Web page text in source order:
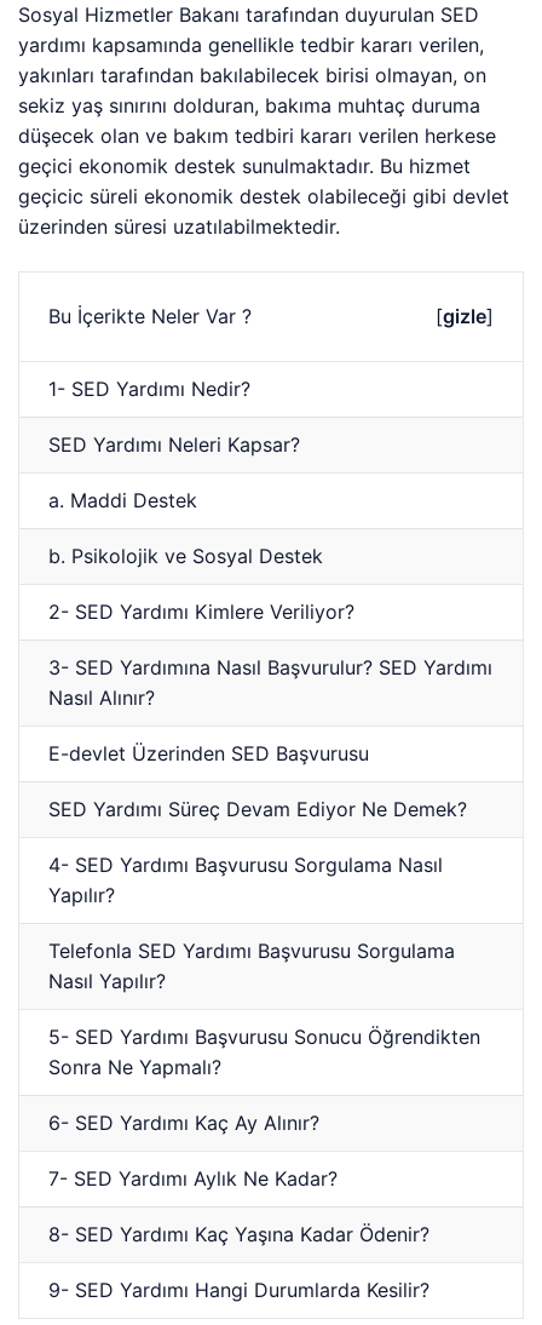
Sosyal Hizmetler Bakanı tarafından duyurulan SED
yardımı kapsamında genellikle tedbir kararı verilen,
yakınları tarafından bakılabilecek birisi olmayan, on
sekiz yaş sınırını dolduran, bakıma muhtaç duruma
düşecek olan ve bakım tedbiri kararı verilen herkese
geçici ekonomik destek sunulmaktadır. Bu hizmet
geçicic süreli ekonomik destek olabileceği gibi devlet
üzerinden süresi uzatılabilmektedir.
Bu İçerikte Neler Var ? [gizle]
1- SED Yardımı Nedir?
SED Yardımı Neleri Kapsar?
a. Maddi Destek
b. Psikolojik ve Sosyal Destek
2- SED Yardımı Kimlere Veriliyor?
3- SED Yardımına Nasıl Başvurulur? SED Yardımı
Nasıl Alınır?
E-devlet Üzerinden SED Başvurusu
SED Yardımı Süreç Devam Ediyor Ne Demek?
4- SED Yardımı Başvurusu Sorgulama Nasıl
Yapılır?
Telefonla SED Yardımı Başvurusu Sorgulama
Nasıl Yapılır?
5- SED Yardımı Başvurusu Sonucu Öğrendikten
Sonra Ne Yapmalı?
6- SED Yardımı Kaç Ay Alınır?
7- SED Yardımı Aylık Ne Kadar?
8- SED Yardımı Kaç Yaşına Kadar Ödenir?
9- SED Yardımı Hangi Durumlarda Kesilir?